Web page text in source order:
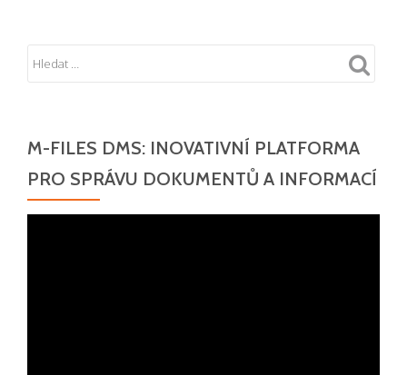
M-FILES DMS: INOVATIVNÍ PLATFORMA
PRO SPRÁVU DOKUMENTŮ A INFORMACÍ